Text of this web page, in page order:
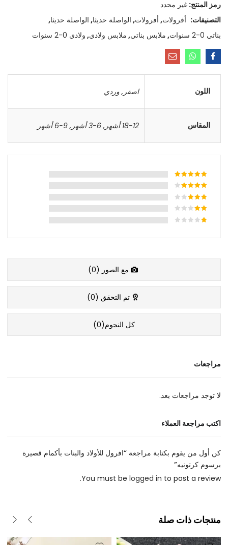
رمز المنتج:غير محدد
التصنيفات: أفرولات, أفرولات, الواصلة حديثا, الواصلة حديثا,
بناتي 0-2 سنوات
, ملابس بناتي, ملابس ولادي, ولادي 0-2 سنوات
اللون اصفر ,وردي
المقاس 18-12 أشهر ,6-3 أشهر ,9-6 أشهر
مع الصور (0
)
تم التحقق (0
)
كل النجوم(0
)
مراجعات
لا توجد مراجعات بعد.
اكتب مراجعة العملاء
كن أول من يقوم بكتابة مراجعة “افرول للأولاد والبنات بأكمام قصيرة
برسوم كرتونيه”
You must be logged in to post a review.
منتجات ذات صلة